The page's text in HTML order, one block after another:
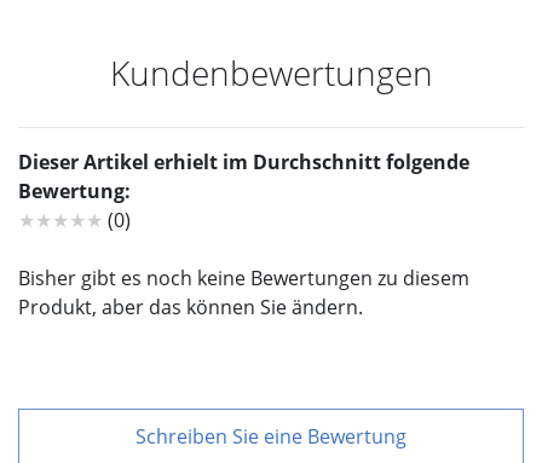
Kundenbewertungen
Dieser Artikel erhielt im Durchschnitt folgende
Bewertung:
★★★★★ (0)
Bisher gibt es noch keine Bewertungen zu diesem
Produkt, aber das können Sie ändern.
Schreiben Sie eine Bewertung